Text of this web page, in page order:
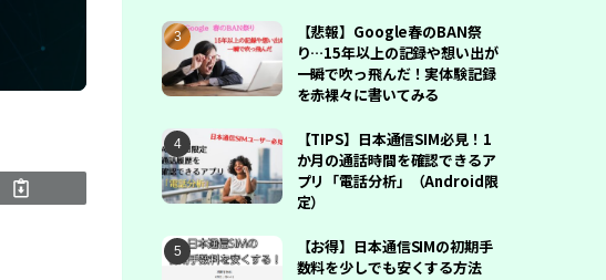
【悲報】Google春のBAN祭
り…15年以上の記録や想い出が
一瞬で吹っ飛んだ！実体験記録
を赤裸々に書いてみる
【TIPS】日本通信SIM必見！1
か月の通話時間を確認できるア
プリ「電話分析」（Android限
定）
【お得】日本通信SIMの初期手
数料を少しでも安くする方法